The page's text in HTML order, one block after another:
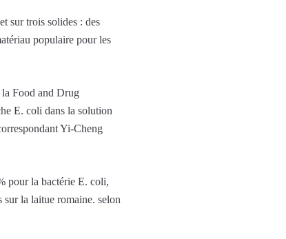
sur trois solides : des
populaire pour les
Food and Drug
E. coli dans la solution
Yi-Cheng
pour la bactérie E. coli,
la laitue romaine. selon